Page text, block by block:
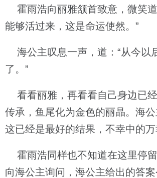
霍雨浩向丽雅颔首致意，微笑
能够活过来，这是命运使然。”
海公主叹息一声，道：“从今以
了。”
看看丽雅，再看看自己身边已
传承，鱼尾化为金色的丽晶。海公
这已经是最好的结果，不幸中的万
霍雨浩同样也不知道在这里停
向海公主询问，海公主给出的答